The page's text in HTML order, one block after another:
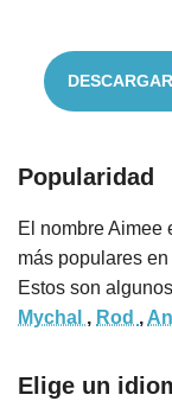
Popularidad
El nombre Aimee
más populares
Estos son
Mychal , Rod ,
Elige un